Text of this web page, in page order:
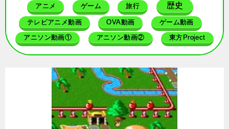
アニメ ゲーム 旅行 歴史
テレビアニメ動画 OVA動画 ゲーム動画
アニソン動画① アニソン動画② 東方Project